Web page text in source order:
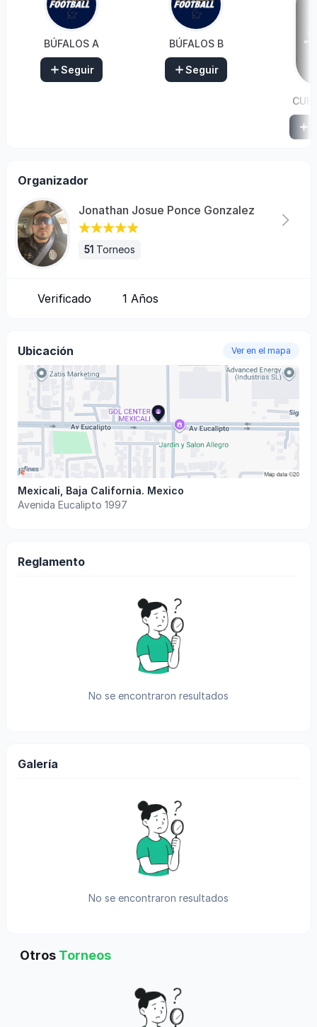
BÚFALOS A
Seguir
BÚFALOS B
Seguir
Organizador
Jonathan Josue Ponce Gonzalez
51 Torneos
Verificado 1 Años
Ubicación Ver en el mapa
Mexicali Baja California. Mexico
Avenida Eucalipto 1997
Reglamento
No se encontraron resultados
Galería
No se encontraron resultados
Otros Torneos